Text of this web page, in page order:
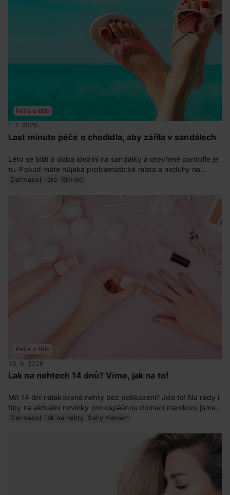
Péče o tělo
1. 7. 2026
Last minute péče o chodidla, aby zářila v sandálech
Léto se blíží a doba ideální na sandálky a otevřené pantofle je
tu. Pokud máte nějaká problematická místa a neduhy na
chodidlech, vyřešte je co nejdřív. Zjistěte v našem článku, co
Dermacol léto Rimmel
Péče o tělo
30. 6. 2026
Lak na nehtech 14 dnů? Víme, jak na to!
Mít 14 dní nalakované nehty bez poškození? Jde to! Na rady i
tipy na aktuální novinky pro úspěšnou domácí manikúru jsme
se zeptali expertky na dekorativní kosmetiku Martiny
Dermacol lak na nehty Sally Hansen